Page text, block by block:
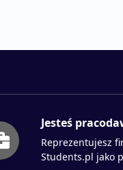
Jesteś
Reprezentujesz
Students.pl jako